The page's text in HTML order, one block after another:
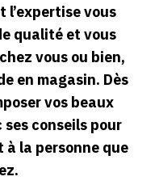
l’expertise vous
qualité et vous
vous ou bien,
en magasin. Dès
vos beaux
conseils pour
la personne que